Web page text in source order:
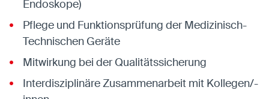
Endoskope)
Pflege und Funktionsprüfung der Medizinisch-
Technischen Geräte
Mitwirkung bei der Qualitätssicherung
Interdisziplinäre Zusammenarbeit mit Kollegen/-